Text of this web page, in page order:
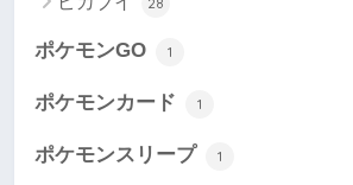
ポケモンGO 1
ポケモンカード 1
ポケモンスリープ 1